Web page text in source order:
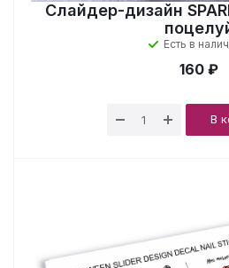
Слайдер-дизайн
Есть в
160 ₽
В